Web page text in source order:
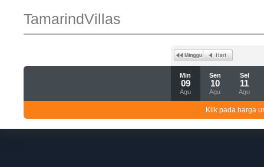
TamarindVillas
Min
09
Agu
Sen
10
Agu
Sel
11
Agu
Klik pada harga